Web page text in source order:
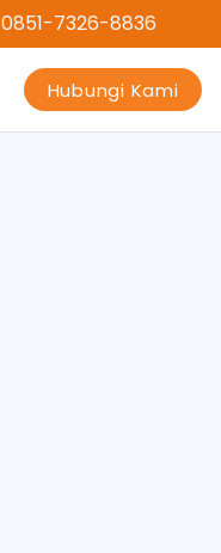
0851-7326-8836
Hubungi Kami